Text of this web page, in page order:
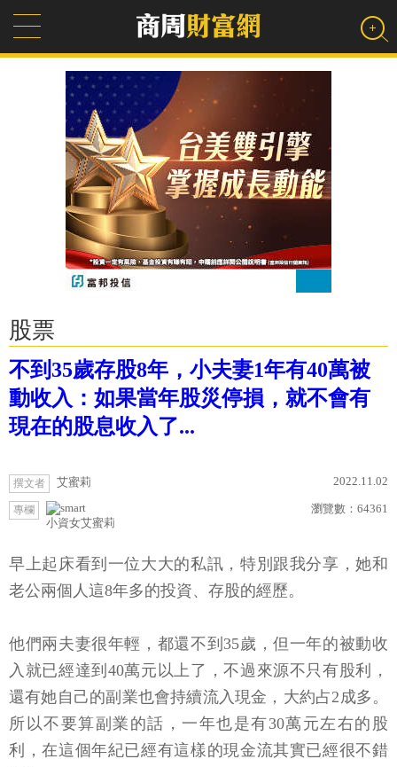
股票
不到35歲存股8年，小夫妻1年有40萬被
動收入：如果當年股災停損，就不會有
現在的股息收入了...
撰文者 艾蜜莉 2022.11.02
專欄
小資女艾蜜莉
瀏覽數： 64361
早上起床看到一位大大的私訊，特別跟我分享，她和
老公兩個人這8年多的投資、存股的經歷。
他們兩夫妻很年輕，都還不到35歲，但一年的被動收
入就已經達到40萬元以上了，不過來源不只有股利，
還有她自己的副業也會持續流入現金，大約占2成多。
所以不要算副業的話，一年也是有30萬元左右的股
利，在這個年紀已經有這樣的現金流其實已經很不錯